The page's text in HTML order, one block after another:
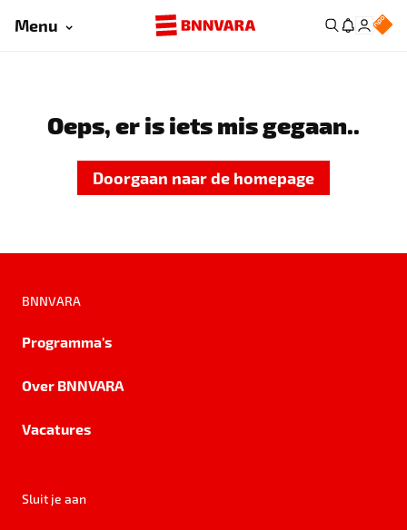
Menu
Oeps, er is iets mis gegaan..
Doorgaan naar de homepage
BNNVARA
Programma's
Over BNNVARA
Vacatures
Sluit je aan